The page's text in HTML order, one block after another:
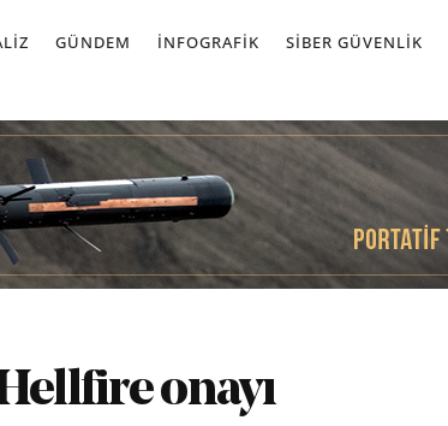
GÜNDEM İNFOGRAFIK SIBER GÜVENLIK
onayı